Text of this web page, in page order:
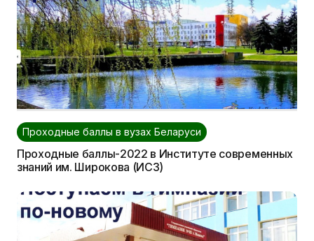
Проходные баллы в вузах Беларуси
Проходные баллы-2022 в Институте современных
знаний им. Широкова (ИСЗ)